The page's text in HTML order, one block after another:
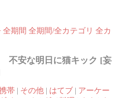
全期間 全期間/全カテゴリ 全カ
不安な明日に猫キック [妄
帯 | その他 | はてブ | アーケー